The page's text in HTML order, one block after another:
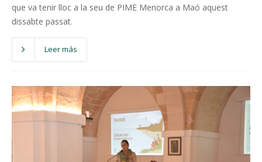
que va tenir lloc a la seu de PIME Menorca a Maó aquest
dissabte passat.
Leer más